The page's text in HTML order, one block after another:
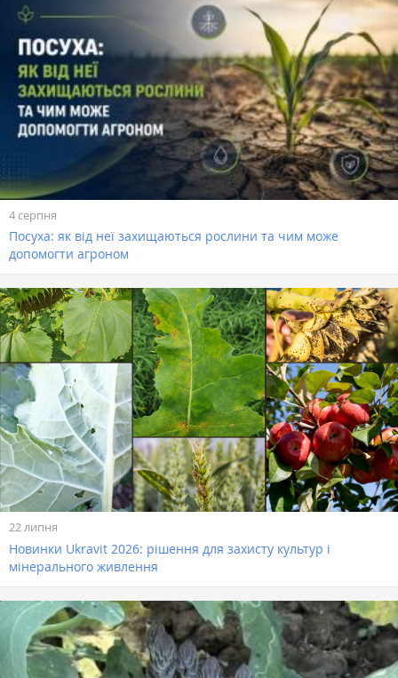
4 серпня
Посуха: як від неї захищаються рослини та чим може
допомогти агроном
22 липня
Новинки Ukravit 2026: рішення для захисту культур і
мінерального живлення